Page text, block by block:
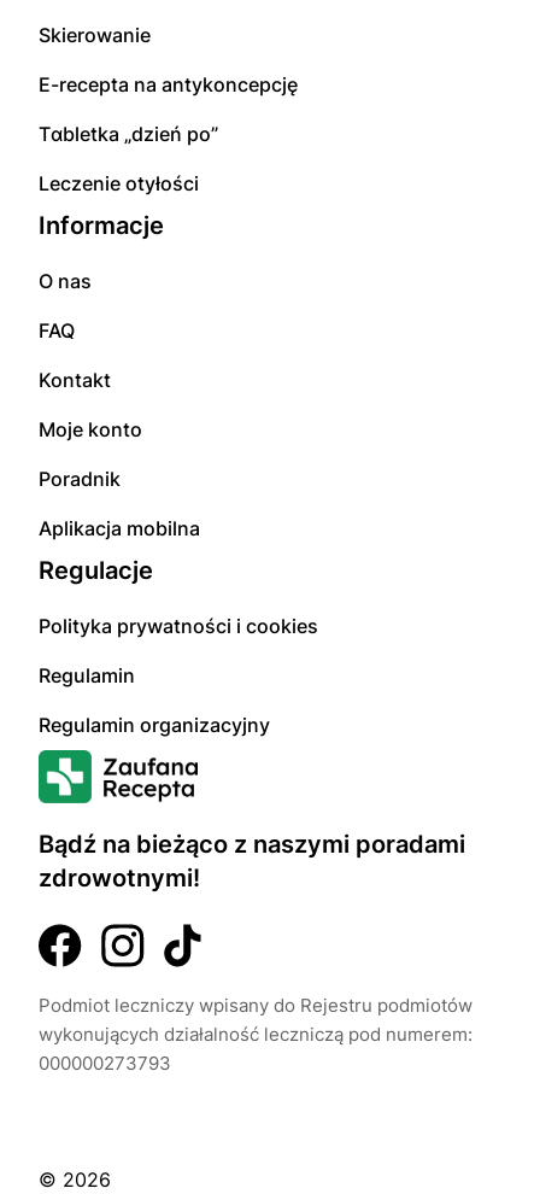
Bądź na bieżąco z naszymi poradami
zdrowotnymi!
Podmiot leczniczy wpisany do Rejestru podmiotów
wykonujących działalność leczniczą pod numerem:
000000273793
Skierowanie
E-rесерta na аntуkоnсерсję
Tɑbletka „dzień po”
Leczenie otyłości
Informacje
O nas
FAQ
Kontakt
Moje konto
Poradnik
Aplikacja mobilna
Regulacje
Polityka prywatności i cookies
Regulamin
Regulamin organizacyjny
© 2026